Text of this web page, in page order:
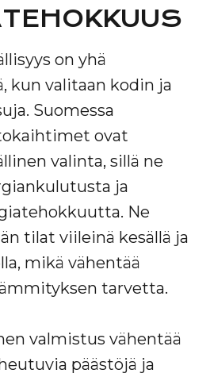
on yhä
kun valitaan kodin ja
Suomessa
ovat
valinta, sillä ne
ja
Ne
tilat viileinä kesällä ja
mikä vähentää
tarvetta.
valmistus vähentää
päästöjä ja